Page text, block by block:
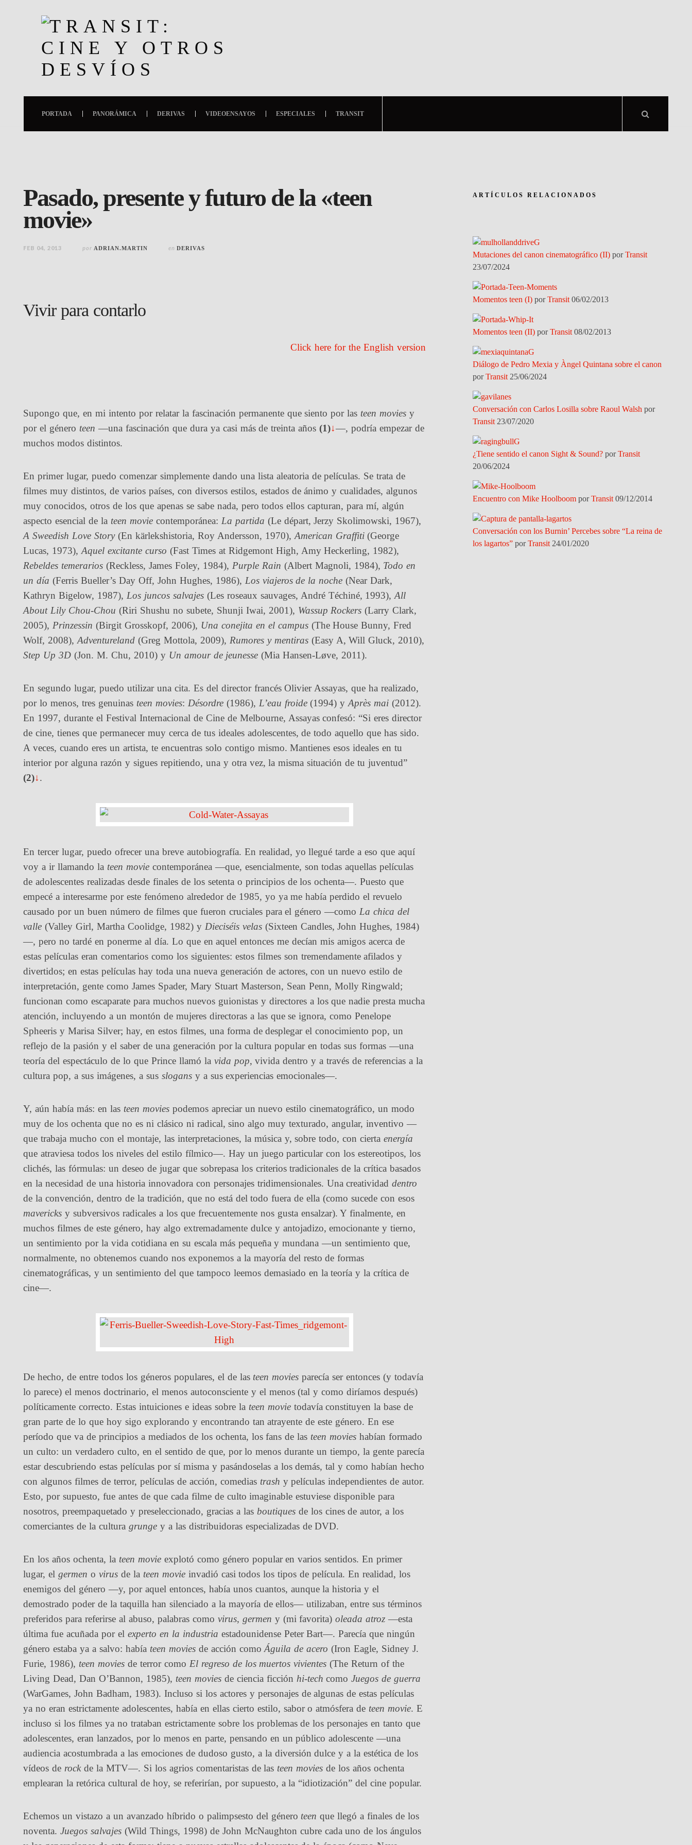
PORTADA PANORÁMICA DERIVAS VIDEOENSAYOS ESPECIALES TRANSIT
Pasado, presente y futuro de la «teen
movie»
FEB 04, 2013 por ADRIAN.MARTIN en DERIVAS
Vivir para contarlo
Click here for the English version
Supongo que, en mi intento por relatar la fascinación permanente que siento por las teen movies y
por el género teen —una fascinación que dura ya casi más de treinta años(1)↓—, podría empezar de
muchos modos distintos.
En primer lugar, puedo comenzar simplemente dando una lista aleatoria de películas. Se trata de
filmes muy distintos, de varios países, con diversos estilos, estados de ánimo y cualidades, algunos
muy conocidos, otros de los que apenas se sabe nada, pero todos ellos capturan, para mí, algún
aspecto esencial de la teen moviecontemporánea: La partida (Le départ, Jerzy Skolimowski, 1967),
A Sweedish Love Story(En kärlekshistoria, Roy Andersson, 1970), American Graffiti(George
Lucas, 1973), Aquel excitante curso (Fast Times at Ridgemont High, Amy Heckerling, 1982),
Rebeldes temerarios(Reckless, James Foley, 1984), Purple Rain (Albert Magnoli, 1984), Todo en
un día (Ferris Bueller’s Day Off, John Hughes, 1986), Los viajeros de la noche (Near Dark,
Kathryn Bigelow, 1987), Los juncos salvajes(Les roseaux sauvages, André Téchiné, 1993),All
About Lily Chou-Chou (Riri Shushu no subete, Shunji Iwai, 2001), Wassup Rockers (Larry Clark,
2005), Prinzessin (Birgit Grosskopf, 2006), Una conejita en el campus(The House Bunny, Fred
Wolf, 2008), Adventureland(Greg Mottola, 2009), Rumores y mentiras(Easy A, Will Gluck, 2010),
Step Up 3D(Jon. M. Chu, 2010) y Un amour de jeunesse (Mia Hansen-Løve, 2011).
En segundo lugar, puedo utilizar una cita. Es del director francés Olivier Assayas, que ha realizado,
por lo menos, tres genuinas teen movies: Désordre(1986), L’eau froide(1994) yAprès mai(2012).
En 1997, durante el Festival Internacional de Cine de Melbourne, Assayas confesó: “Si eres director
de cine, tienes que permanecer muy cerca de tus ideales adolescentes, de todo aquello que has sido.
A veces, cuando eres un artista, te encuentras solo contigo mismo. Mantienes esos ideales en tu
interior por alguna razón y sigues repitiendo, una y otra vez, la misma situación de tu juventud”
(2)↓.
En tercer lugar, puedo ofrecer una breve autobiografía. En realidad, yo llegué tarde a eso que aquí
voy a ir llamando la teen moviecontemporánea —que, esencialmente, son todas aquellas películas
de adolescentes realizadas desde finales de los setenta o principios de los ochenta—. Puesto que
empecé a interesarme por este fenómeno alrededor de 1985, yo ya me había perdido el revuelo
causado por un buen número de filmes que fueron cruciales para el género —como La chica del
valle (Valley Girl, Martha Coolidge, 1982) y Dieciséis velas(Sixteen Candles, John Hughes, 1984)
—, pero no tardé en ponerme al día. Lo que en aquel entonces me decían mis amigos acerca de
estas películas eran comentarios como los siguientes: estos filmes son tremendamente afilados y
divertidos; en estas películas hay toda una nueva generación de actores, con un nuevo estilo de
interpretación, gente como James Spader, Mary Stuart Masterson, Sean Penn, Molly Ringwald;
funcionan como escaparate para muchos nuevos guionistas y directores a los que nadie presta mucha
atención, incluyendo a un montón de mujeres directoras a las que se ignora, como Penelope
Spheeris y Marisa Silver; hay, en estos filmes, una forma de desplegar el conocimiento pop, un
reflejo de la pasión y el saber de una generación por la cultura popular en todas sus formas —una
teoría del espectáculo de lo que Prince llamó la vida pop, vivida dentro y a través de referencias a la
cultura pop, a sus imágenes, a sus slogansy a sus experiencias emocionales—.
Y, aún había más: en las teen movies podemos apreciar un nuevo estilo cinematográfico, un modo
muy de los ochenta que no es ni clásico ni radical, sino algo muy texturado, angular, inventivo —
que trabaja mucho con el montaje, las interpretaciones, la música y, sobre todo, con ciertaenergía
que atraviesa todos los niveles del estilo fílmico—. Hay un juego particular con los estereotipos, los
clichés, las fórmulas: un deseo de jugar que sobrepasa los criterios tradicionales de la crítica basados
en la necesidad de una historia innovadora con personajes tridimensionales. Una creatividaddentro
de la convención, dentro de la tradición, que no está del todo fuera de ella (como sucede con esos
mavericks y subversivos radicales a los que frecuentemente nos gusta ensalzar). Y finalmente, en
muchos filmes de este género, hay algo extremadamente dulce y antojadizo, emocionante y tierno,
un sentimiento por la vida cotidiana en su escala más pequeña y mundana —un sentimiento que,
normalmente, no obtenemos cuando nos exponemos a la mayoría del resto de formas
cinematográficas, y un sentimiento del que tampoco leemos demasiado en la teoría y la crítica de
cine—.
De hecho, de entre todos los géneros populares, el de las teen movies parecía ser entonces (y todavía
lo parece) el menos doctrinario, el menos autoconsciente y el menos (tal y como diríamos después)
políticamente correcto. Estas intuiciones e ideas sobre la teen movietodavía constituyen la base de
gran parte de lo que hoy sigo explorando y encontrando tan atrayente de este género. En ese
período que va de principios a mediados de los ochenta, los fans de las teen movies habían formado
un culto: un verdadero culto, en el sentido de que, por lo menos durante un tiempo, la gente parecía
estar descubriendo estas películas por sí misma y pasándoselas a los demás, tal y como habían hecho
con algunos filmes de terror, películas de acción, comedias trash y películas independientes de autor.
Esto, por supuesto, fue antes de que cada filme de culto imaginable estuviese disponible para
nosotros, preempaquetado y preseleccionado, gracias a las boutiquesde los cines de autor, a los
comerciantes de la cultura grungey a las distribuidoras especializadas de DVD.
En los años ochenta, la teen movieexplotó como género popular en varios sentidos. En primer
lugar, el germen o virusde la teen movieinvadió casi todos los tipos de película. En realidad, los
enemigos del género —y, por aquel entonces, había unos cuantos, aunque la historia y el
demostrado poder de la taquilla han silenciado a la mayoría de ellos— utilizaban, entre sus términos
preferidos para referirse al abuso, palabras como virus, germen y (mi favorita)oleada atroz —esta
última fue acuñada por el experto en la industria estadounidense Peter Bart—. Parecía que ningún
género estaba ya a salvo: había teen moviesde acción comoÁguila de acero (Iron Eagle, Sidney J.
Furie, 1986), teen moviesde terror como El regreso de los muertos vivientes (The Return of the
Living Dead, Dan O’Bannon, 1985), teen moviesde ciencia ficción hi-tech comoJuegos de guerra
(WarGames, John Badham, 1983). Incluso si los actores y personajes de algunas de estas películas
ya no eran estrictamente adolescentes, había en ellas cierto estilo, sabor o atmósfera de teen movie. E
incluso si los filmes ya no trataban estrictamente sobre los problemas de los personajes en tanto que
adolescentes, eran lanzados, por lo menos en parte, pensando en un público adolescente —una
audiencia acostumbrada a las emociones de dudoso gusto, a la diversión dulce y a la estética de los
vídeos de rockde la MTV—. Si los agrios comentaristas de las teen movies de los años ochenta
emplearan la retórica cultural de hoy, se referirían, por supuesto, a la “idiotización” del cine popular.
Echemos un vistazo a un avanzado híbrido o palimpsesto del género teen que llegó a finales de los
noventa. Juegos salvajes(Wild Things, 1998) de John McNaughton cubre cada uno de los ángulos
ARTÍCULOS RELACIONADOS
Mutaciones del canon cinematográfico (II)porTransit
23/07/2024
Momentos teen (I)porTransit 06/02/2013
Momentos teen (II)porTransit 08/02/2013
Diálogo de Pedro Mexia y Àngel Quintana sobre el canon
porTransit 25/06/2024
Conversación con Carlos Losilla sobre Raoul Walsh por
Transit 23/07/2020
¿Tiene sentido el canon Sight & Sound?porTransit
20/06/2024
Encuentro con Mike HoolboomporTransit 09/12/2014
Conversación con los Burnin’ Percebes sobre “La reina de
los lagartos”porTransit 24/01/2020